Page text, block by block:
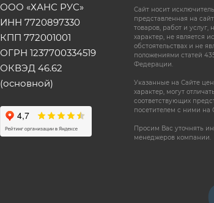
ООО «ХАНС РУС»
ИНН 7720897330
КПП 772001001
ОГРН 1237700334519
ОКВЭД 46.62
(основной)
Сайт носит
представленная на
товаров, работ и
характер, не является
обстоятельствах и не
положениями статей
Федерации.
Указанные на Сайте
характер, могут
соответствующих
посетителем с ними на
Просим Вас уточнять
менеджеров компании.